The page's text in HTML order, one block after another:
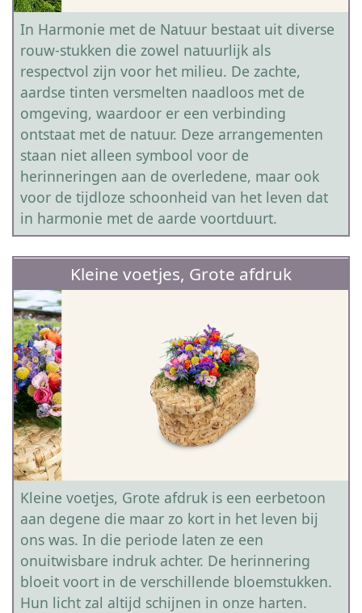
In Harmonie met de Natuur bestaat uit diverse
rouw-stukken die zowel natuurlijk als
respectvol zijn voor het milieu. De zachte,
aardse tinten versmelten naadloos met de
omgeving, waardoor er een verbinding
ontstaat met de natuur. Deze arrangementen
staan niet alleen symbool voor de
herinneringen aan de overledene, maar ook
voor de tijdloze schoonheid van het leven dat
in harmonie met de aarde voortduurt.
Kleine voetjes, Grote afdruk
Kleine voetjes, Grote afdruk is een eerbetoon
aan degene die maar zo kort in het leven bij
ons was. In die periode laten ze een
onuitwisbare indruk achter. De herinnering
bloeit voort in de verschillende bloemstukken.
Hun licht zal altijd schijnen in onze harten.